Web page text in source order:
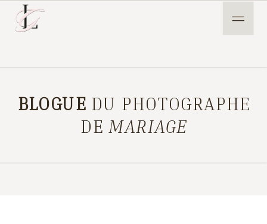
BLOGUE DU PHOTOGRAPHE
DE MARIAGE